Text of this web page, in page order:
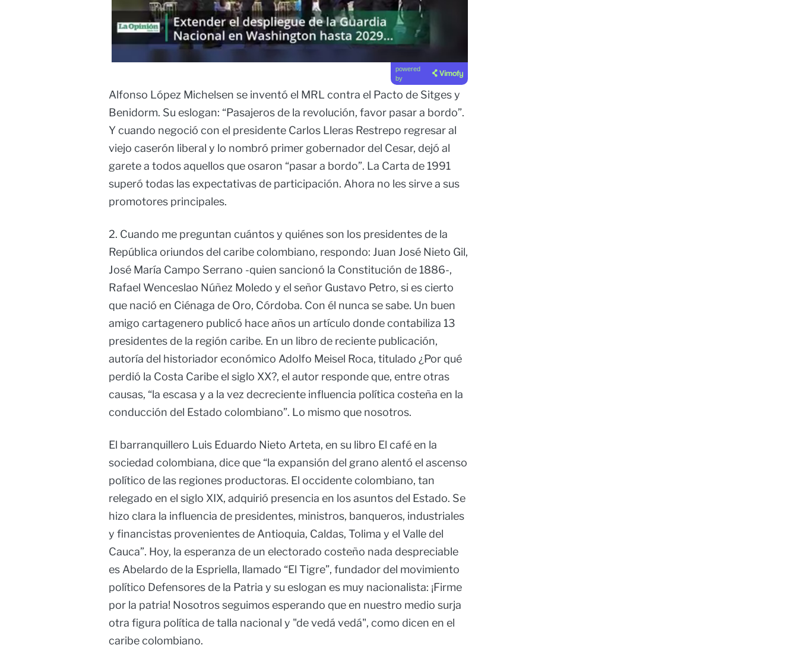
powered
by
Alfonso López Michelsen se inventó el MRL contra el Pacto de Sitges y
Benidorm. Su eslogan: “Pasajeros de la revolución, favor pasar a bordo”.
Y cuando negoció con el presidente Carlos Lleras Restrepo regresar al
viejo caserón liberal y lo nombró primer gobernador del Cesar, dejó al
garete a todos aquellos que osaron “pasar a bordo”. La Carta de 1991
superó todas las expectativas de participación. Ahora no les sirve a sus
promotores principales.
2. Cuando me preguntan cuántos y quiénes son los presidentes de la
República oriundos del caribe colombiano, respondo: Juan José Nieto Gil,
José María Campo Serrano -quien sancionó la Constitución de 1886-,
Rafael Wenceslao Núñez Moledo y el señor Gustavo Petro, si es cierto
que nació en Ciénaga de Oro, Córdoba. Con él nunca se sabe. Un buen
amigo cartagenero publicó hace años un artículo donde contabiliza 13
presidentes de la región caribe. En un libro de reciente publicación,
autoría del historiador económico Adolfo Meisel Roca, titulado ¿Por qué
perdió la Costa Caribe el siglo XX?, el autor responde que, entre otras
causas, “la escasa y a la vez decreciente influencia política costeña en la
conducción del Estado colombiano”. Lo mismo que nosotros.
El barranquillero Luis Eduardo Nieto Arteta, en su libro El café en la
sociedad colombiana, dice que “la expansión del grano alentó el ascenso
político de las regiones productoras. El occidente colombiano, tan
relegado en el siglo XIX, adquirió presencia en los asuntos del Estado. Se
hizo clara la influencia de presidentes, ministros, banqueros, industriales
y financistas provenientes de Antioquia, Caldas, Tolima y el Valle del
Cauca”. Hoy, la esperanza de un electorado costeño nada despreciable
es Abelardo de la Espriella, llamado “El Tigre”, fundador del movimiento
político Defensores de la Patria y su eslogan es muy nacionalista: ¡Firme
por la patria! Nosotros seguimos esperando que en nuestro medio surja
otra figura política de talla nacional y "de vedá vedá", como dicen en el
caribe colombiano.